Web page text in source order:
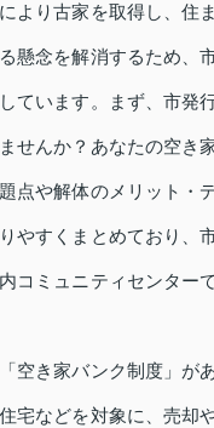
より古家を取得し、住
懸念を解消するため、
ています。まず、市発
せんか？あなたの空き
点や解体のメリット・
やすくまとめており、
コミュニティセンター
空き家バンク制度」が
宅などを対象に、売却